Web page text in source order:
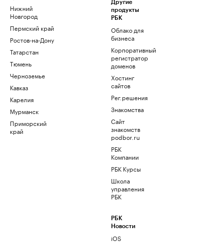
Нижний
Новгород
Пермский край
Ростов-на-Дону
Татарстан
Тюмень
Черноземье
Кавказ
Карелия
Мурманск
Приморский
край
Другие
продукты
РБК
Облако для
бизнеса
Корпоративный
регистратор
доменов
Хостинг
сайтов
Рег.решения
Знакомства
Сайт
знакомств
podbor.ru
РБК
Компании
РБК Курсы
Школа
управления
РБК
РБК
Новости
iOS